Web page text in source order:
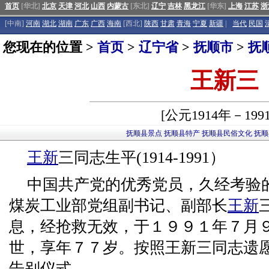
首页 [华北] 北京 天津 河北 山西 内蒙古 [东北] 辽宁 吉林 黑龙江 [华东] 上海 江苏
[中南] 河南 湖北 湖南 广东 广西 海南 [西北] 陕西 甘肃 青海 宁夏 新疆 当代 民国
您现在的位置 > 首页 > 辽宁省>抚顺市 >抚
王新三
[公元1914年－
抚顺县景点 抚顺县特产 抚顺县民俗文化 抚
王新三同志生平(1914-1991）
中国共产党的优秀党员，久经考验
煤炭工业部党组副书记、副部长王新
息，经抢救无效，于１９９１年７月
世，享年７７岁。按照王新三同志遗